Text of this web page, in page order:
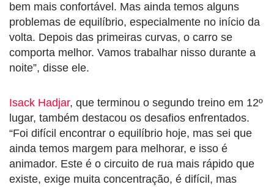
bem mais confortável. Mas ainda temos alguns
problemas de equilíbrio, especialmente no início da
volta. Depois das primeiras curvas, o carro se
comporta melhor. Vamos trabalhar nisso durante a
noite”, disse ele.
Isack Hadjar, que terminou o segundo treino em 12º
lugar, também destacou os desafios enfrentados.
“Foi difícil encontrar o equilíbrio hoje, mas sei que
ainda temos margem para melhorar, e isso é
animador. Este é o circuito de rua mais rápido que
existe, exige muita concentração, é difícil, mas